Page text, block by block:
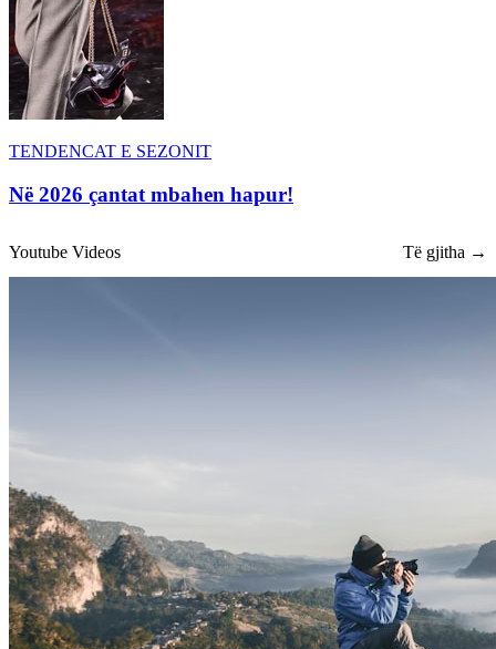
TENDENCAT E SEZONIT
Në 2026 çantat mbahen hapur!
Youtube Videos Të gjitha →